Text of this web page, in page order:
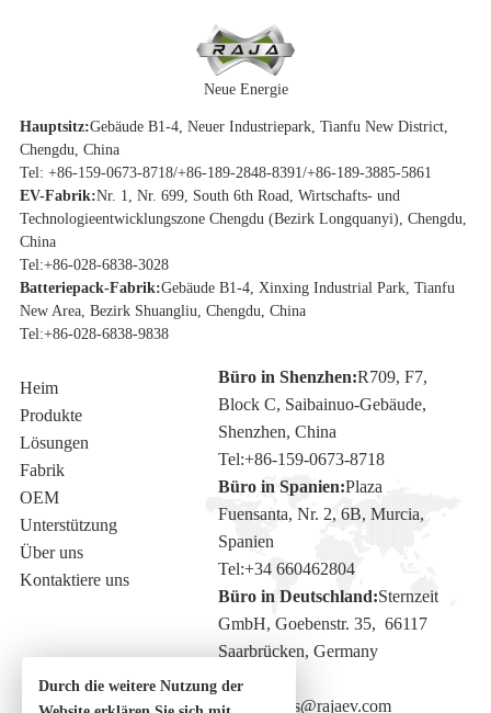
Neue Energie
Hauptsitz:Gebäude B1-4, Neuer Industriepark, Tianfu New District,
Chengdu, China
Tel: +86-159-0673-8718/+86-189-2848-8391/+86-189-3885-5861
EV-Fabrik:Nr. 1, Nr. 699, South 6th Road, Wirtschafts- und
Technologieentwicklungszone Chengdu (Bezirk Longquanyi), Chengdu,
China
Tel:+86-028-6838-3028
Batteriepack-Fabrik:Gebäude B1-4, Xinxing Industrial Park, Tianfu
New Area, Bezirk Shuangliu, Chengdu, China
Tel:+86-028-6838-9838
Heim
Produkte
Lösungen
Fabrik
OEM
Unterstützung
Über uns
Kontaktiere uns
Büro in Shenzhen:R709, F7,
Block C, Saibainuo-Gebäude,
Shenzhen, China
Tel:+86-159-0673-8718
Büro in Spanien:Plaza
Fuensanta, Nr. 2, 6B, Murcia,
Spanien
Tel:+34 660462804
Büro in Deutschland:Sternzeit
GmbH, Goebenstr. 35, 66117
Saarbrücken, Germany
Email: sales@rajaev.com
Durch die weitere Nutzung der